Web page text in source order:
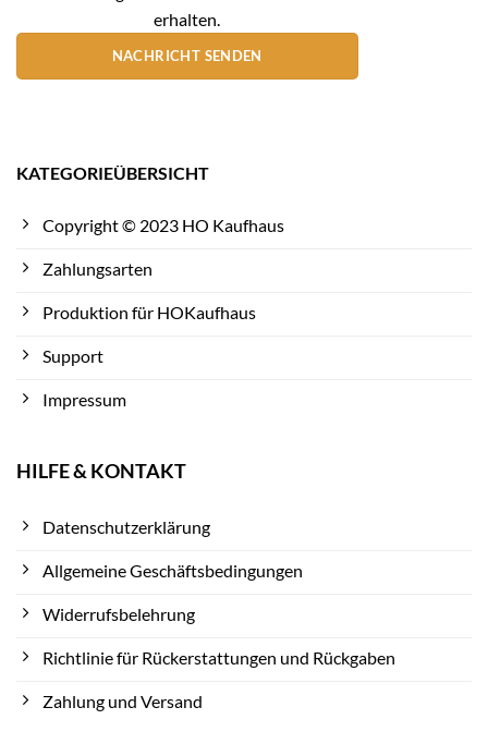
erhalten.
NACHRICHT SENDEN
KATEGORIEÜBERSICHT
Copyright © 2023 HO Kaufhaus
Zahlungsarten
Produktion für HOKaufhaus
Support
Impressum
HILFE & KONTAKT
Datenschutzerklärung
Allgemeine Geschäftsbedingungen
Widerrufsbelehrung
Richtlinie für Rückerstattungen und Rückgaben
Zahlung und Versand